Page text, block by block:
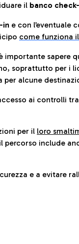
il banco
in e con l’eventuale
o come funziona
importante sapere
soprattutto per i
alcune
ai controlli
per il loro
percorso include
e a evitare